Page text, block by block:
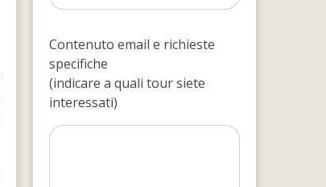
Contenuto email e richieste
specifiche
(indicare a quali tour siete
interessati)